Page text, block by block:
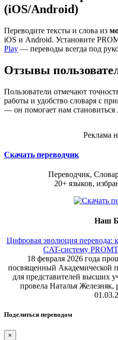
(iOS/Android)
Переводите тексты и слова из
iOS и Android. Установите
Play — переводы всегда под
Отзывы
Пользователи отмечают
работы и удобство словаря с
— он помогает нам становиться
Реклама
Скачать переводчик
Переводчик,
20+ языков,
Наш
Цифровая эволюция перевода:
CAT-систему
18 февраля 2026 года
посвященный Академической
для представителей высших
провела Наталья Железняк,
Поделиться переводом
×